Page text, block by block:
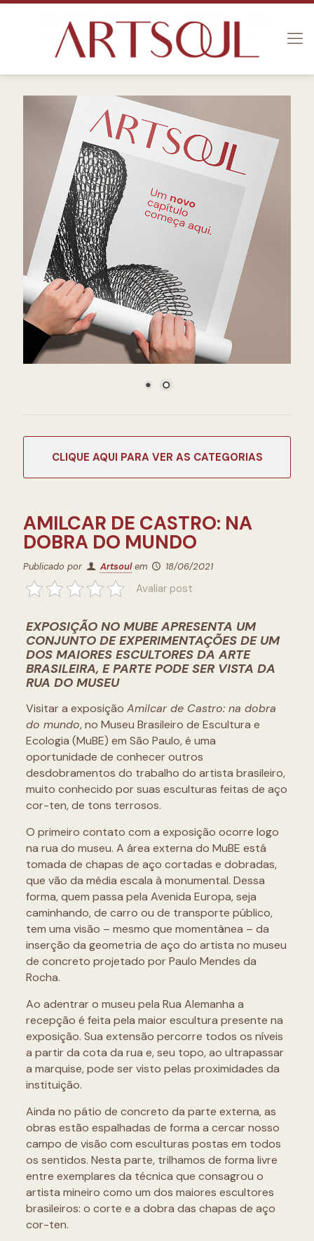
AMILCAR DE CASTRO: NA
DOBRA DO MUNDO
Publicado por Artsoul em 18/06/2021
Avaliar post
EXPOSIÇÃO NO MUBE APRESENTA UM
CONJUNTO DE EXPERIMENTAÇÕES DE UM
DOS MAIORES ESCULTORES DA ARTE
BRASILEIRA, E PARTE PODE SER VISTA DA
RUA DO MUSEU
Visitar a exposição Amilcar de Castro: na dobra
do mundo, no Museu Brasileiro de Escultura e
Ecologia (MuBE) em São Paulo, é uma
oportunidade de conhecer outros
desdobramentos do trabalho do artista brasileiro,
muito conhecido por suas esculturas feitas de aço
cor-ten, de tons terrosos.
O primeiro contato com a exposição ocorre logo
na rua do museu. A área externa do MuBE está
tomada de chapas de aço cortadas e dobradas,
que vão da média escala à monumental. Dessa
forma, quem passa pela Avenida Europa, seja
caminhando, de carro ou de transporte público,
tem uma visão – mesmo que momentânea – da
inserção da geometria de aço do artista no museu
de concreto projetado por Paulo Mendes da
Rocha.
Ao adentrar o museu pela Rua Alemanha a
recepção é feita pela maior escultura presente na
exposição. Sua extensão percorre todos os níveis
a partir da cota da rua e, seu topo, ao ultrapassar
a marquise, pode ser visto pelas proximidades da
instituição.
Ainda no pátio de concreto da parte externa, as
obras estão espalhadas de forma a cercar nosso
campo de visão com esculturas postas em todos
os sentidos. Nesta parte, trilhamos de forma livre
entre exemplares da técnica que consagrou o
artista mineiro como um dos maiores escultores
brasileiros: o corte e a dobra das chapas de aço
cor-ten.
CATEGORIAS